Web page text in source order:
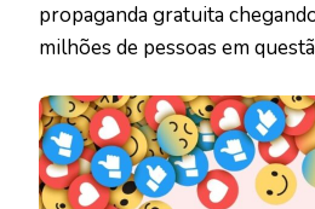
propaganda gratuita
milhões de pessoas em